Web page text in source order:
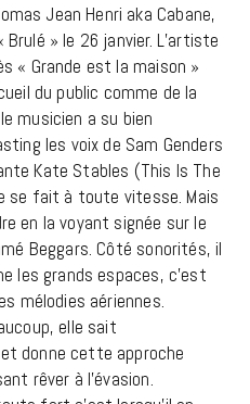
Jean Henri aka Cabane,
» le 26 janvier. L’artiste
« Grande est la maison »
du public comme de la
musicien a su bien
les voix de Sam Genders
Kate Stables (This Is The
se fait à toute vitesse. Mais
en la voyant signée sur le
Beggars. Côté sonorités, il
les grands espaces, c’est
mélodies aériennes.
elle sait
donne cette approche
rêver à l’évasion.